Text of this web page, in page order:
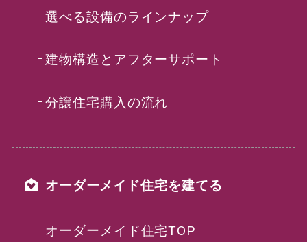
選べる設備のラインナップ
建物構造とアフターサポート
分譲住宅購入の流れ
オーダーメイド住宅を建てる
オーダーメイド住宅TOP